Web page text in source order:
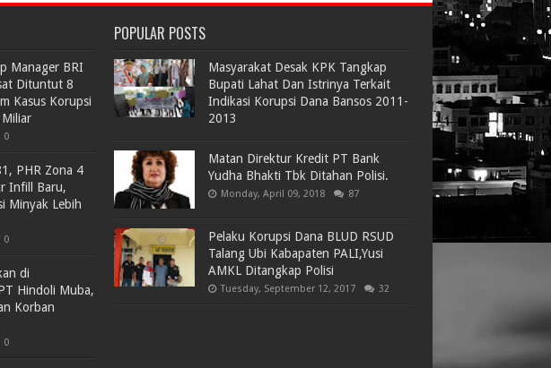
Manager BRI
Dituntut 8
Kasus Korupsi
0
PHR Zona 4
Infill Baru,
Minyak Lebih
0
di
Hindoli Muba,
Korban
0
POPULAR POSTS
Masyarakat Desak KPK Tangkap
Bupati Lahat Dan Istrinya Terkait
Indikasi Korupsi Dana Bansos 2011-
2013
Matan Direktur Kredit PT Bank
Yudha Bhakti Tbk Ditahan Polisi.
Monday, April 09, 2018 87
Pelaku Korupsi Dana BLUD RSUD
Talang Ubi Kabapaten PALI,Yusi
AMKL Ditangkap Polisi
Tuesday, September 12, 2017 32